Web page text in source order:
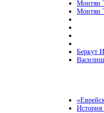
Монтян
Монтян
Беркут